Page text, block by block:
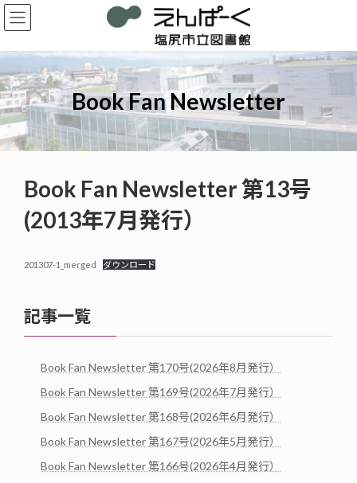
コ
ン
ン
ツ
へ
ス
キ
ッ
プ
ナ
ビ
ー
シ
ョ
ン
に
移
動
Book Fan Newsletter
Book Fan Newsletter 第13号
(2013年7月発行）
201307-1_merged ダウンロード
記事一覧
Book Fan Newsletter 第170号(2026年8月発行）
Book Fan Newsletter 第169号(2026年7月発行）
Book Fan Newsletter 第168号(2026年6月発行）
Book Fan Newsletter 第167号(2026年5月発行）
Book Fan Newsletter 第166号(2026年4月発行）